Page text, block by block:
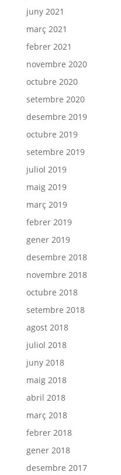
juny 2021
març 2021
febrer 2021
novembre 2020
octubre 2020
setembre 2020
desembre 2019
octubre 2019
setembre 2019
juliol 2019
maig 2019
març 2019
febrer 2019
gener 2019
desembre 2018
novembre 2018
octubre 2018
setembre 2018
agost 2018
juliol 2018
juny 2018
maig 2018
abril 2018
març 2018
febrer 2018
gener 2018
desembre 2017